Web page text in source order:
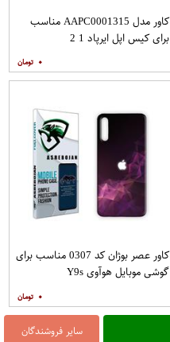
سایر فروشندگان
کاور مدل AAPC0001315 مناسب
برای کیس اپل ایرپاد 1 2
۰
کاور عصر بوژان کد 0307 مناسب برای
گوشی موبایل هوآوی Y9s
۰